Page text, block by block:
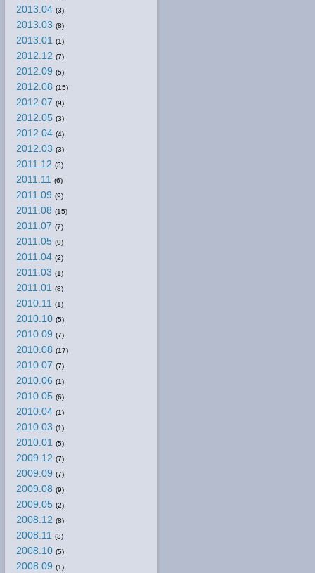
2013.04 (3)
2013.03 (8)
2013.01 (1)
2012.12 (7)
2012.09 (5)
2012.08 (15)
2012.07 (9)
2012.05 (3)
2012.04 (4)
2012.03 (3)
2011.12 (3)
2011.11 (6)
2011.09 (9)
2011.08 (15)
2011.07 (7)
2011.05 (9)
2011.04 (2)
2011.03 (1)
2011.01 (8)
2010.11 (1)
2010.10 (5)
2010.09 (7)
2010.08 (17)
2010.07 (7)
2010.06 (1)
2010.05 (6)
2010.04 (1)
2010.03 (1)
2010.01 (5)
2009.12 (7)
2009.09 (7)
2009.08 (9)
2009.05 (2)
2008.12 (8)
2008.11 (3)
2008.10 (5)
2008.09 (1)